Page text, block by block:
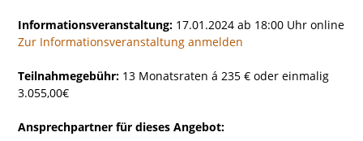
Informationsveranstaltung: 17.01.2024 ab 18:00 Uhr online
Zur Informationsveranstaltung anmelden
Teilnahmegebühr: 13 Monatsraten á 235 € oder einmalig
3.055,00€
Ansprechpartner für dieses Angebot: